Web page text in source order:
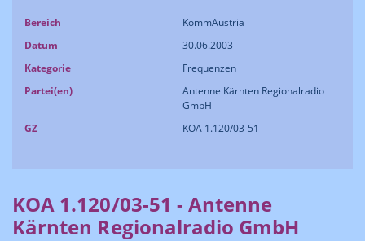
Bereich
KommAustria
Datum
30.06.2003
Kategorie
Frequenzen
Partei(en)
Antenne Kärnten Regionalradio
GmbH
GZ
KOA 1.120/03-51
KOA 1.120/03-51 - Antenne
Kärnten Regionalradio GmbH